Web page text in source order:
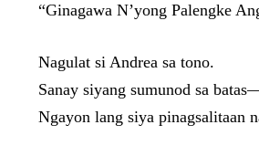
“Ginagawa N’yong Palengke
Nagulat si Andrea sa tono.
Sanay siyang sumunod sa
Ngayon lang siya pinagsalitaan